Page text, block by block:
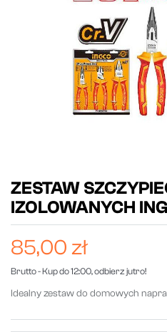
ZESTAW
IZOLOWANYCH
85,00 zł
Brutto- Kup do 12:00, odbierz jutro!
Idealny zestaw do domowych